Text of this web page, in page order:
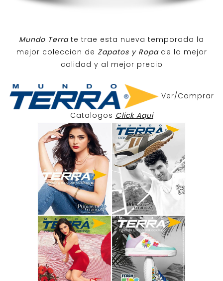
Mundo Terra te trae esta nueva temporada la
mejor coleccion de Zapatos y Ropa de la mejor
calidad y al mejor precio
Ver/Comprar
Catalogos Click Aqui